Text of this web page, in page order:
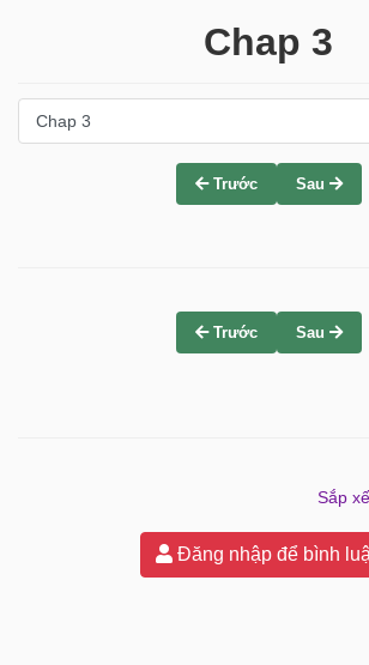
Chap 3
Trước Sau
Trước Sau
Sắp
Đăng nhập để bình